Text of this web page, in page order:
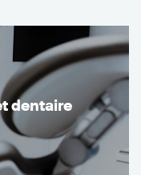
dentaire